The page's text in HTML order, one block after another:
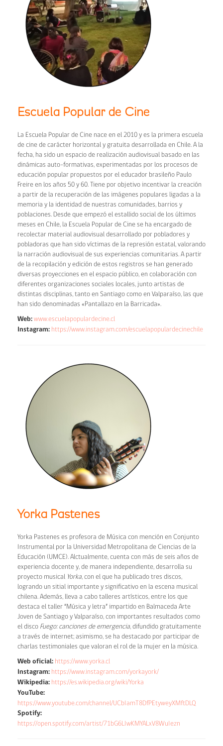
Escuela Popular de Cine
La Escuela Popular de Cine nace en el 2010 y es la primera escuela
de cine de carácter horizontal y gratuita desarrollada en Chile. A la
fecha, ha sido un espacio de realización audiovisual basado en las
dinámicas auto-formativas, experimentadas por los procesos de
educación popular propuestos por el educador brasileño Paulo
Freire en los años 50 y 60. Tiene por objetivo incentivar la creación
a partir de la recuperación de las imágenes populares ligadas a la
memoria y la identidad de nuestras comunidades, barrios y
poblaciones. Desde que empezó el estallido social de los últimos
meses en Chile, la Escuela Popular de Cine se ha encargado de
recolectar material audiovisual desarrollado por pobladores y
pobladoras que han sido víctimas de la represión estatal, valorando
la narración audiovisual de sus experiencias comunitarias. A partir
de la recopilación y edición de estos registros se han generado
diversas proyecciones en el espacio público, en colaboración con
diferentes organizaciones sociales locales, junto artistas de
distintas disciplinas, tanto en Santiago como en Valparaíso, las que
han sido denominadas «Pantallazo en la Barricada».
Web: www.escuelapopulardecine.cl
Instagram: https://www.instagram.com/escuelapopulardecinechile
Yorka Pastenes
Yorka Pastenes es profesora de Música con mención en Conjunto
Instrumental por la Universidad Metropolitana de Ciencias de la
Educación (UMCE). Alctualmente, cuenta con más de seis años de
experiencia docente y, de manera independiente, desarrolla su
proyecto musical Yorka, con el que ha publicado tres discos,
logrando un sitial importante y significativo en la escena musical
chilena. Además, lleva a cabo talleres artísticos, entre los que
destaca el taller “Música y letra” impartido en Balmaceda Arte
Joven de Santiago y Valparaíso, con importantes resultados como
el disco Fuego: canciones de emergencia, difundido gratuitamente
a través de internet; asimismo, se ha destacado por participar de
charlas testimoniales que valoran el rol de la mujer en la música.
Web oficial: https://www.yorka.cl
Instagram: https://www.instagram.com/yorkayork/
Wikipedia: https://es.wikipedia.org/wiki/Yorka
YouTube:
https://www.youtube.com/channel/UCbIamT8DfPEtyweyXMftDLQ
Spotify:
https://open.spotify.com/artist/71bG6LIwKMYALxV8WuIezn